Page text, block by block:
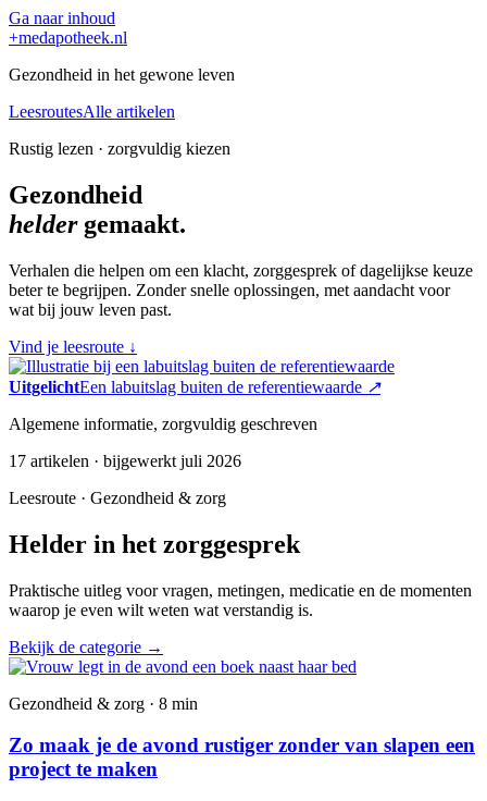
Ga naar inhoud
+medapotheek.nl
Gezondheid in het gewone leven
LeesroutesAlle artikelen
Rustig lezen · zorgvuldig kiezen
Gezondheid
heldergemaakt.
Verhalen die helpen om een klacht, zorggesprek of dagelijkse keuze
beter te begrijpen. Zonder snelle oplossingen, met aandacht voor
wat bij jouw leven past.
Vind je leesroute ↓
UitgelichtEen labuitslag buiten de referentiewaarde ↗
Algemene informatie, zorgvuldig geschreven
17 artikelen · bijgewerkt juli 2026
Leesroute · Gezondheid & zorg
Helder in het zorggesprek
Praktische uitleg voor vragen, metingen, medicatie en de momenten
waarop je even wilt weten wat verstandig is.
Bekijk de categorie →
Gezondheid & zorg · 8 min
Zo maak je de avond rustiger zonder van slapen een
project te maken